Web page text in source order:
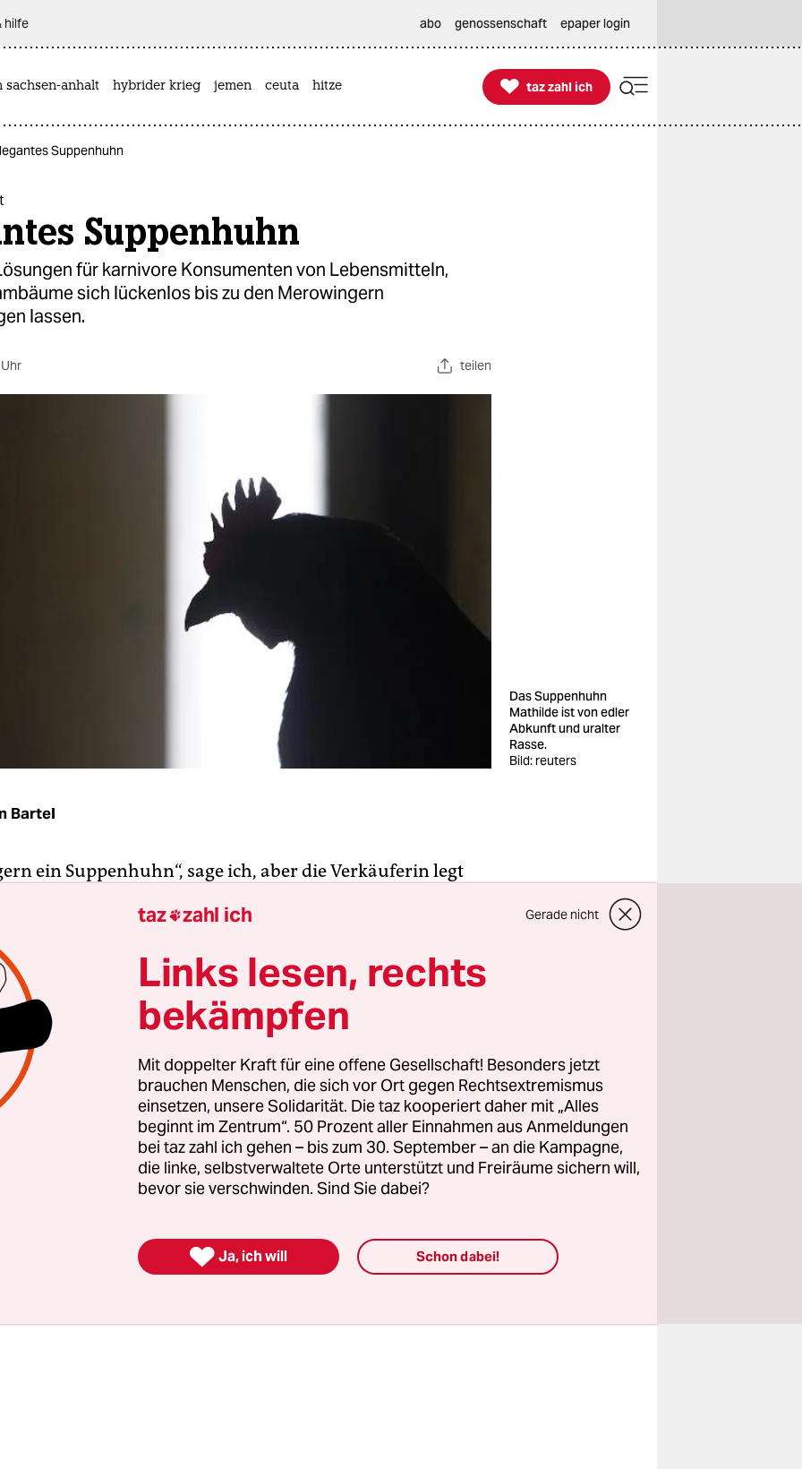
hilfe abo genossenschaft epaper login
sachsen-anhalt hybrider krieg jemen ceuta hitze 
taz zahl ich
taz zahl ich
Suppenhuhn
Suppenhuhn
für karnivore Konsumenten von Lebensmitteln,
sich lückenlos bis zu den Merowingern
lassen.
teilen
Das Suppenhuhn
Mathilde ist von edler
Abkunft und uralter
Rasse.
Bild: reuters
Bartel
ein Suppenhuhn“, sage ich, aber die Verkäuferin legt
bedeutet sie mir. Denn die sind tief in die Betrachtung der
Exponate versunken: Zwei Hornbrillenmänner
raunend über die expressive Radikalität der Textur eines
Schinkens, während eine ebenfalls wie luftgetrocknet
vor Freude japst, als ein Mann ihr zärtlich ein
in einer handgearbeiteten Fassung aus Lardo di
den ausgedörrten Hals legt.
gleich bei Ihnen“, flüstert die Verkäuferin, und während
ob Stefane das Suppenhuhn ist, bekomme ich einen
Ich werde misstrauisch. Wenn man irgendwo
taz zahl ich Gerade nicht
Links lesen, rechts
bekämpfen
Mit doppelter Kraft für eine offene Gesellschaft! Besonders jetzt
brauchen Menschen, die sich vor Ort gegen Rechtsextremismus
einsetzen, unsere Solidarität. Die taz kooperiert daher mit „Alles
beginnt im Zentrum“. 50 Prozent aller Einnahmen aus Anmeldungen
bei taz zahl ich gehen – bis zum 30. September – an die Kampagne,
die linke, selbstverwaltete Orte unterstützt und Freiräume sichern will,
bevor sie verschwinden. Sind Sie dabei?
 Ja, ich will Schon dabei!